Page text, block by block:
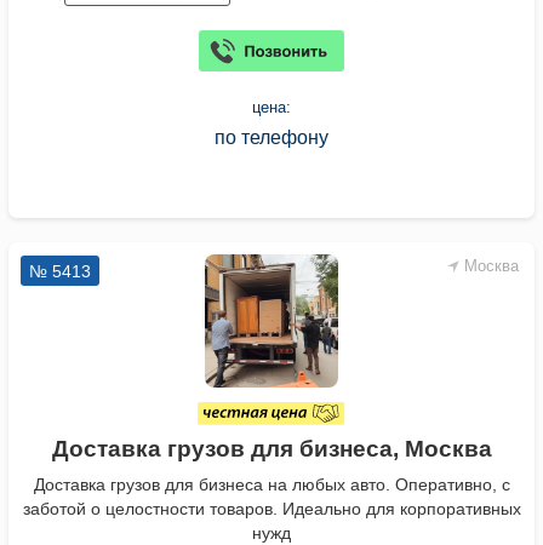
цена:
по телефону
Москва
№ 5413
Доставка грузов для бизнеса, Москва
Доставка грузов для бизнеса на любых авто. Оперативно, с
заботой о целостности товаров. Идеально для корпоративных
нужд